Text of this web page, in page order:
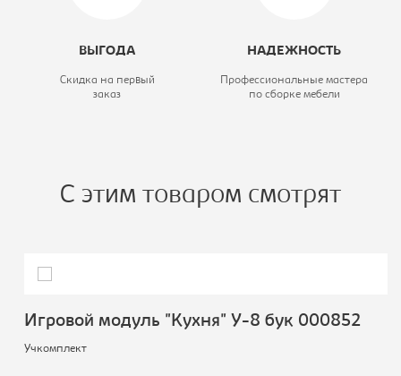
ВЫГОДА
Скидка на первый
заказ
НАДЕЖНОСТЬ
Профессиональные мастера
по сборке мебели
С этим товаром смотрят
Игровой модуль "Кухня" У-8 бук 000852
Учкомплект